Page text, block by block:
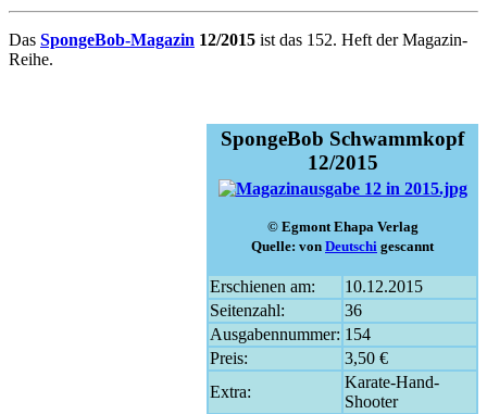
Das SpongeBob-Magazin 12/2015 ist das 152. Heft der Magazin-
Reihe.
SpongeBob Schwammkopf
12/2015
© Egmont Ehapa Verlag
Quelle: von Deutschi gescannt
Erschienen am:
10.12.2015
Seitenzahl:
36
Ausgabennummer: 154
Preis:
3,50 €
Extra:
Karate-Hand-
Shooter